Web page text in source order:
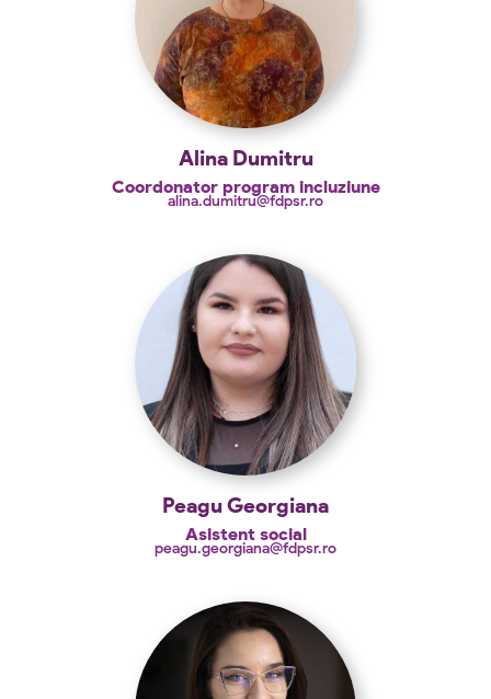
Alina Dumitru
Coordonator program incluziune
alina.dumitru@fdpsr.ro
Peagu Georgiana
Asistent social
peagu.georgiana@fdpsr.ro